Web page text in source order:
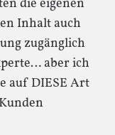
die eigenen
Inhalt auch
zugänglich
aber ich
auf DIESE Art